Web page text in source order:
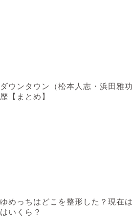
ダウンタウン（松本人志・浜田雅
歴【まとめ】
ゆめっちはどこを整形した？現在
はいくら？